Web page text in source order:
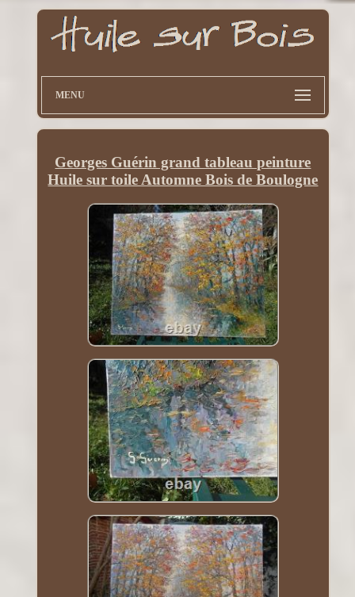
MENU
Georges Guérin grand tableau peinture
Huile sur toile Automne Bois de Boulogne